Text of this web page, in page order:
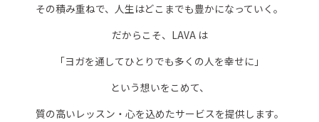
その積み重ねで、人生はどこまでも豊かになっていく。
だからこそ、LAVA は
「ヨガを通してひとりでも多くの人を幸せに」
という想いをこめて、
質の高いレッスン・心を込めたサービスを提供します。